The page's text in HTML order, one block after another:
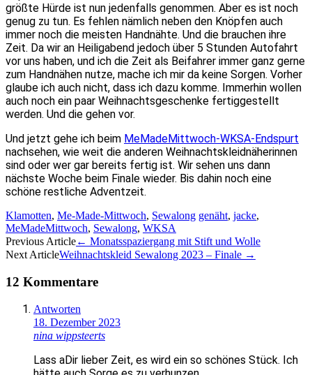
größte Hürde ist nun jedenfalls genommen. Aber es ist noch
genug zu tun. Es fehlen nämlich neben den Knöpfen auch
immer noch die meisten Handnähte. Und die brauchen ihre
Zeit. Da wir an Heiligabend jedoch über 5 Stunden Autofahrt
vor uns haben, und ich die Zeit als Beifahrer immer ganz gerne
zum Handnähen nutze, mache ich mir da keine Sorgen. Vorher
glaube ich auch nicht, dass ich dazu komme. Immerhin wollen
auch noch ein paar Weihnachtsgeschenke fertiggestellt
werden. Und die gehen vor.
Und jetzt gehe ich beim MeMadeMittwoch-WKSA-Endspurt
nachsehen, wie weit die anderen Weihnachtskleidnäherinnen
sind oder wer gar bereits fertig ist. Wir sehen uns dann
nächste Woche beim Finale wieder. Bis dahin noch eine
schöne restliche Adventzeit.
Klamotten, Me-Made-Mittwoch, Sewalong genäht, jacke,
MeMadeMittwoch, Sewalong, WKSA
Artikel-
Navigation
Previous Article← Monatsspaziergang mit Stift und Wolle
Next ArticleWeihnachtskleid Sewalong 2023 – Finale →
12 Kommentare
Antworten
18. Dezember 2023
nina wippsteerts
Lass aDir lieber Zeit, es wird ein so schönes Stück. Ich